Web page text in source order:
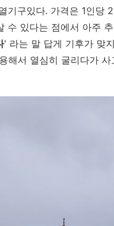
기구있다. 가격은 1인당
있다는 점에서 아주
' 라는 말 답게 기후가 맞
해서 열심히 굴리다가